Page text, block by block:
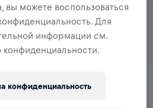
вы можете воспользоваться
Для
информации см.
конфиденциальность